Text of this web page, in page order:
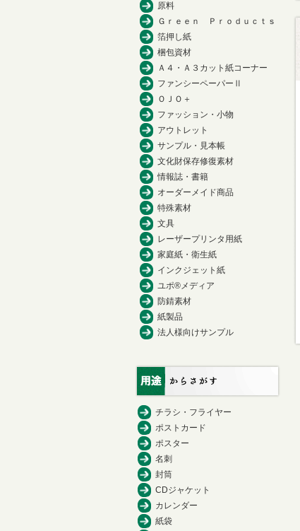
原料
Ｇｒｅｅｎ Ｐｒｏｄｕｃｔｓ
箔押し紙
梱包資材
Ａ４・Ａ３カット紙コーナー
ファンシーペーパーⅡ
ＯＪＯ＋
ファッション・小物
アウトレット
サンプル・見本帳
文化財保存修復素材
情報誌・書籍
オーダーメイド商品
特殊素材
文具
レーザープリンタ用紙
家庭紙・衛生紙
インクジェット紙
ユポ®メディア
防錆素材
紙製品
法人様向けサンプル
チラシ・フライヤー
ポストカード
ポスター
名刺
封筒
CDジャケット
カレンダー
紙袋